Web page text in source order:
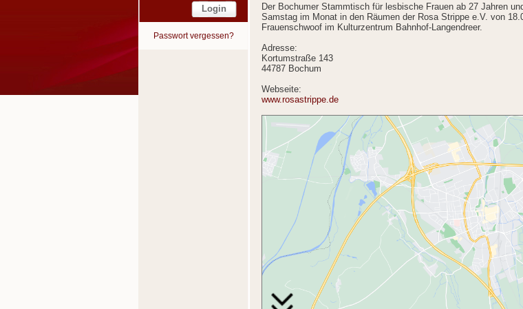
Passwort vergessen?
Der Bochumer Stammtisch für lesbische Frauen ab 27 Jahren
Samstag im Monat in den Räumen der Rosa Strippe e.V. von
Frauenschwoof im Kulturzentrum Bahnhof-Langendreer.
Adresse:
Kortumstraße 143
44787 Bochum
Webseite:
www.rosastrippe.de